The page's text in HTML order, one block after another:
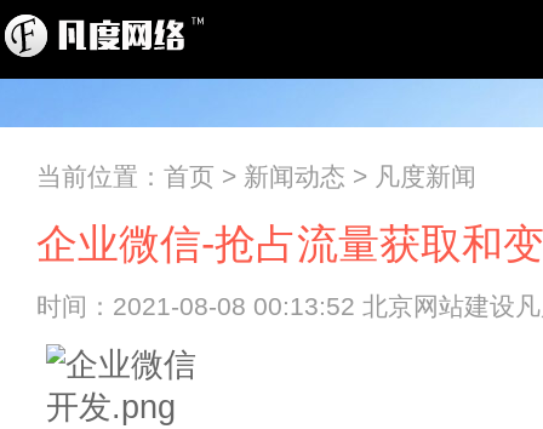
当前位置： 首页 > 新闻动态 > 凡度新闻
企业微信-抢占流量获取和
时间：2021-08-08 00:13:52 北京网站建设